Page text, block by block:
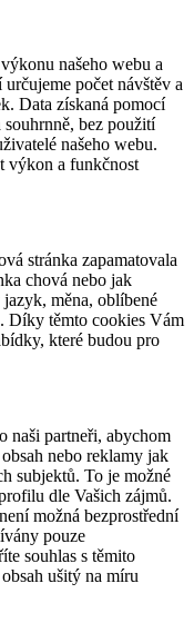
našeho webu a
počet návštěv a
Data získaná pomocí
souhrnně, bez použití
našeho webu.
výkon a funkčnost
stránka zapamatovala
chová nebo jak
měna, oblíbené
Díky těmto cookies Vám
které budou pro
naši partneři, abychom
nebo reklamy jak
subjektů. To je možné
dle Vašich zájmů.
možná bezprostřední
pouze
souhlas s těmito
ušitý na míru